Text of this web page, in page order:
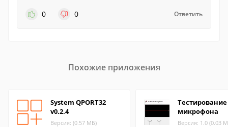
0
0 Ответить
Похожие приложения
System QPORT32
v0.2.4
Версия: (0.57 МБ)
Тестирование
микрофона
Версия: 1.0 (0.03